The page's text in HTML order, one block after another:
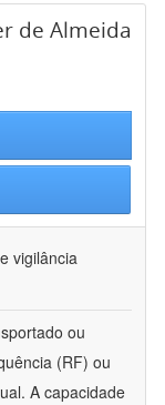
de Almeida
vigilância
ou
(RF) ou
A capacidade